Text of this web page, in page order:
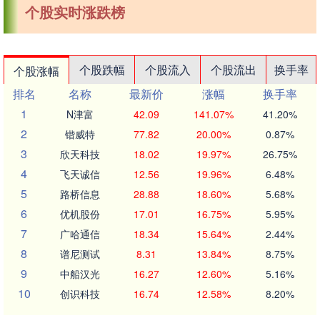
个股实时涨跌榜
个股涨幅 个股跌幅 个股流入 个股流出
换手率
排名
名称 最新价 涨幅
换手率
1
N津富 42.09 141.07% 41.20%
2 锴威特 77.82 20.00% 0.87%
3 欣天科技 18.02 19.97% 26.75%
4 飞天诚信 12.56 19.96% 6.48%
5 路桥信息 28.88 18.60% 5.68%
6 优机股份 17.01 16.75% 5.95%
7 广哈通信 18.34 15.64% 2.44%
8 谱尼测试 8.31 13.84% 8.75%
9 中船汉光 16.27 12.60% 5.16%
10 创识科技 16.74 12.58% 8.20%